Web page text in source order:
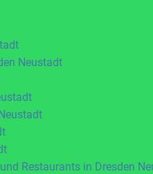
Neustadt
Restaurants in Dresden